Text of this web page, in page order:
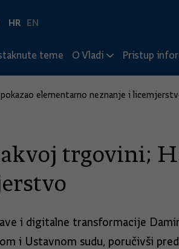
HR EN
teme O Vladi Pristup
elementarno neznanje i
trgovini;
i digitalne transformacije
i Ustavnom sudu, poručivši